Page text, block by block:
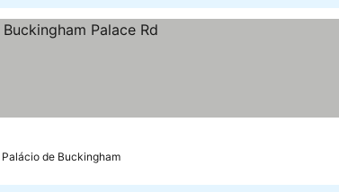
Palácio de Buckingham